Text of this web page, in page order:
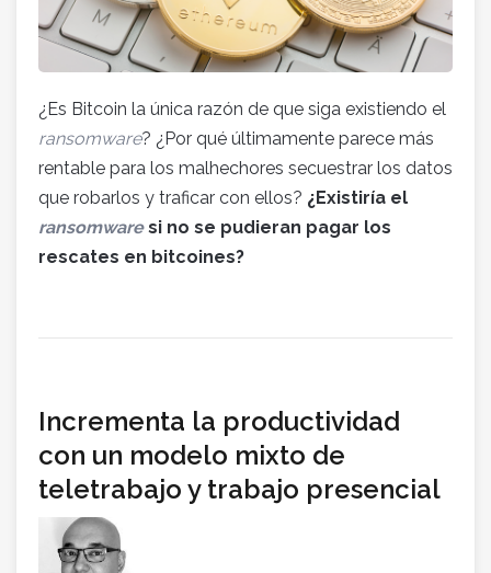
¿Es Bitcoin la única razón de que siga existiendo el
ransomware? ¿Por qué últimamente parece más
rentable para los malhechores secuestrar los datos
que robarlos y traficar con ellos? ¿Existiría el
ransomwaresi no se pudieran pagar los
rescates en bitcoines?
Incrementa la productividad
con un modelo mixto de
teletrabajo y trabajo presencial